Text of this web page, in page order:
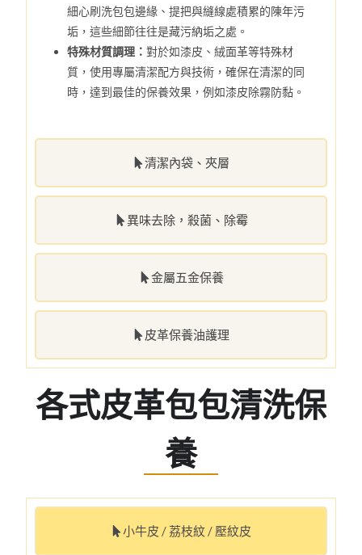
清潔內袋、夾層
異味去除，殺菌、除霉
金屬五金保養
皮革保養油護理
細心刷洗包包邊緣、提把與縫線處積累的陳年污
垢，這些細節往往是藏污納垢之處。
特殊材質調理：對於如漆皮、絨面革等特殊材
質，使用專屬清潔配方與技術，確保在清潔的同
時，達到最佳的保養效果，例如漆皮除霧防黏。
各式皮革包包清洗保
養
小牛皮 / 荔枝紋 / 壓紋皮